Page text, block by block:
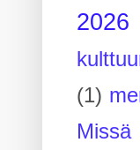
2026
(1)
Missä